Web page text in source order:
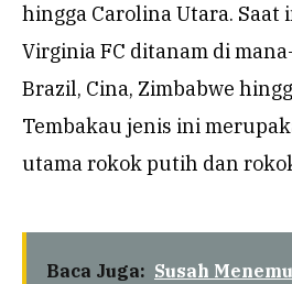
hingga Carolina Utara. Saat
Virginia FC ditanam di
Brazil, Cina, Zimbabwe
Tembakau jenis ini
utama rokok putih dan
Baca Juga: Susah